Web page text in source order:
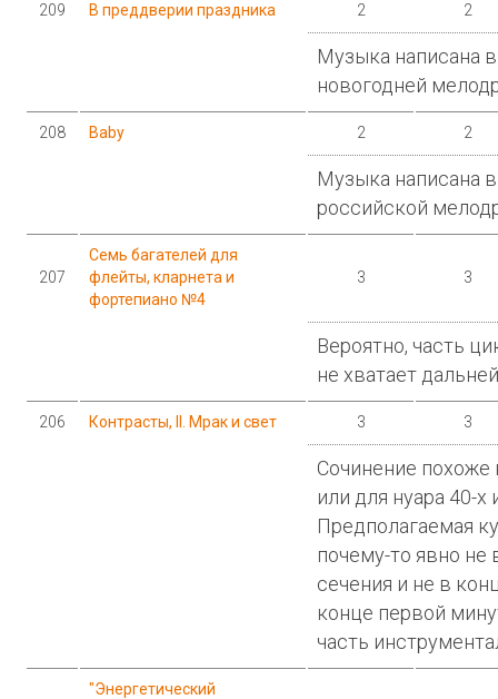
209 В преддверии праздника 2 2
Музыка написана
новогодней
208 Baby 2 2
Музыка написана
российской
207
Семь багателей для
флейты, кларнета и
фортепиано №4
3 3
Вероятно, часть
не хватает
206 Контрасты, II. Мрак и свет 3 3
Сочинение похоже
или для нуара 40-х
Предполагаемая
почему-то явно не
сечения и не в
конце первой
часть
"Энергетический